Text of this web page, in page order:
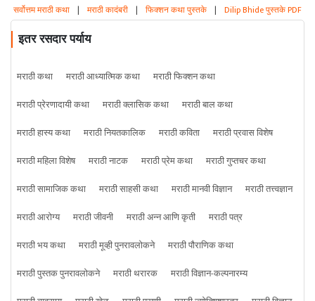
सर्वोत्तम मराठी कथा | मराठी कादंबरी | फिक्शन कथा पुस्तके | Dilip Bhide पुस्तके PDF
इतर रसदार पर्याय
मराठी कथा मराठी आध्यात्मिक कथा
मराठी फिक्शन कथा
मराठी प्रेरणादायी कथा
मराठी क्लासिक कथा
मराठी बाल कथा
मराठी हास्य कथा
मराठी नियतकालिक मराठी कविता
मराठी प्रवास विशेष
मराठी महिला विशेष
मराठी नाटक मराठी प्रेम कथा
मराठी गुप्तचर कथा
मराठी सामाजिक कथा
मराठी साहसी कथा मराठी मानवी विज्ञान
मराठी तत्त्वज्ञान
मराठी आरोग्य
मराठी जीवनी मराठी अन्न आणि कृती
मराठी पत्र
मराठी भय कथा
मराठी मूव्ही पुनरावलोकने
मराठी पौराणिक कथा
मराठी पुस्तक पुनरावलोकने
मराठी थरारक
मराठी विज्ञान-कल्पनारम्य